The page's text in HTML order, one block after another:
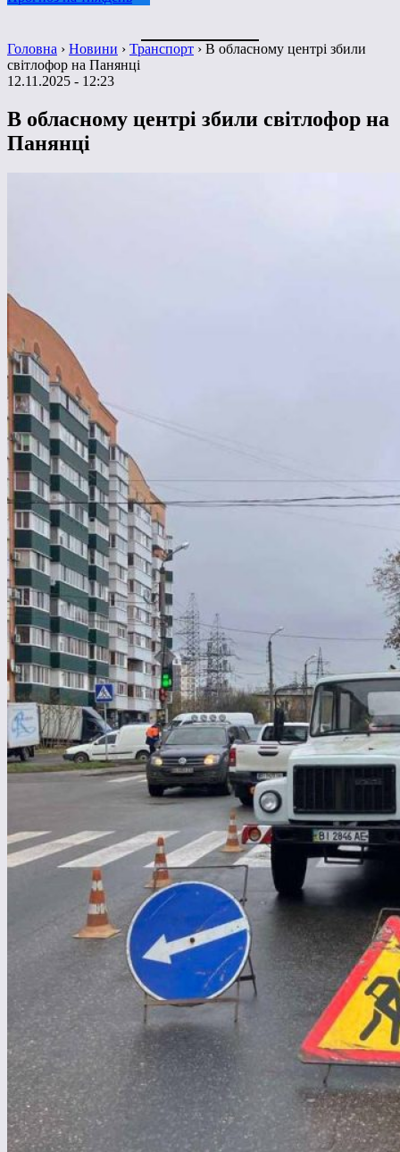
Головна › Новини › Транспорт › В обласному центрі збили
світлофор на Панянці
12.11.2025 - 12:23
В обласному центрі збили світлофор на
Панянці